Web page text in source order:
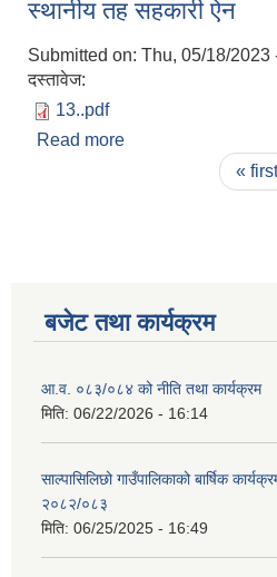
स्थानीय तह सहकारी ऐन
Submitted on: Thu, 05/18/2023
दस्तावेज:
13..pdf
Read more
«
बजेट तथा कार्यक्रम
आ.व. ०८३/०८४ को नीति तथा कार्यक्रम
मिति: 06/22/2026 - 16:14
साल्पासिलिछो गाउँपालिकाको बार्षिक
२०८२/०८३
मिति: 06/25/2025 - 16:49